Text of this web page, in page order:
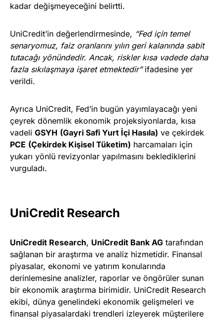
kadar değişmeyeceğini belirtti.
UniCredit’in değerlendirmesinde, “Fed için temel
senaryomuz, faiz oranlarını yılın geri kalanında sabit
tutacağı yönündedir. Ancak, riskler kısa vadede daha
fazla sıkılaşmaya işaret etmektedir”ifadesine yer
verildi.
Ayrıca UniCredit, Fed’in bugün yayımlayacağı yeni
çeyrek dönemlik ekonomik projeksiyonlarda, kısa
vadeli GSYH (Gayri Safi Yurt İçi Hasıla) ve çekirdek
PCE (Çekirdek Kişisel Tüketim) harcamaları için
yukarı yönlü revizyonlar yapılmasını beklediklerini
vurguladı.
UniCredit Research
UniCredit Research, UniCredit Bank AG tarafından
sağlanan bir araştırma ve analiz hizmetidir. Finansal
piyasalar, ekonomi ve yatırım konularında
derinlemesine analizler, raporlar ve öngörüler sunan
bir ekonomik araştırma birimidir. UniCredit Research
ekibi, dünya genelindeki ekonomik gelişmeleri ve
finansal piyasalardaki trendleri izleyerek müşterilere